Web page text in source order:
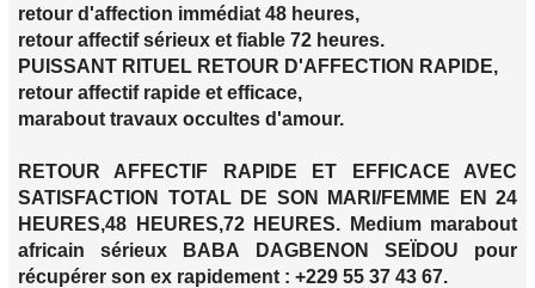
retour d'affection immédiat 48 heures,
retour affectif sérieux et fiable 72 heures.
PUISSANT RITUEL RETOUR D'AFFECTION RAPIDE,
retour affectif rapide et efficace,
marabout travaux occultes d'amour.
RETOUR AFFECTIF RAPIDE ET EFFICACE AVEC
SATISFACTION TOTAL DE SON MARI/FEMME EN 24
HEURES,48 HEURES,72 HEURES. Medium marabout
africain sérieux BABA DAGBENON SEÏDOU pour
récupérer son ex rapidement : +229 55 37 43 67.